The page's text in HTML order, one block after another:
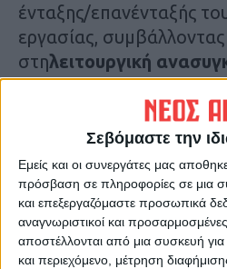
Σεβόμαστε την
Εμείς και οι συνεργάτες μας
πρόσβαση σε πληροφορίες σε μια
και επεξεργαζόμαστε προσωπικά
αναγνωριστικοί και
αποστέλλονται από μια συσκευή για
και περιεχόμενο, μέτρηση
ένταξης/επανένταξής
εργασίας,
στηλειτουργική
περιοχής με την
και την αναβάθμιση
και υπηρεσιών.
Μέσω της δράσης
τοποθέτηση 2.182
ενδεικτικούς τομείς